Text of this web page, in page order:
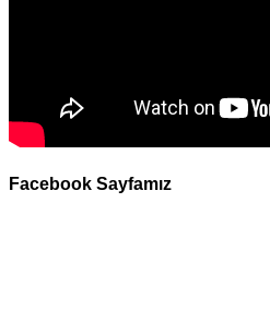
Facebook Sayfamız